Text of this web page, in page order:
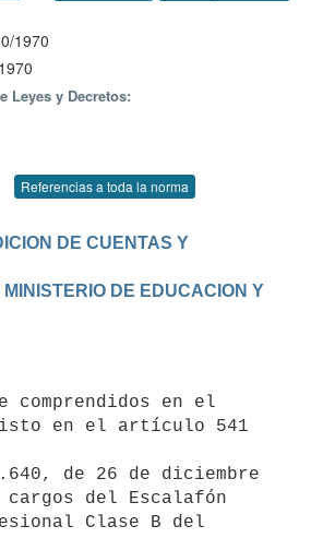
1970
Leyes y Decretos:
Referencias a toda la norma
DE CUENTAS Y
DE EDUCACION Y
en el artículo 541
de 26 de diciembre
del Escalafón
Clase B del